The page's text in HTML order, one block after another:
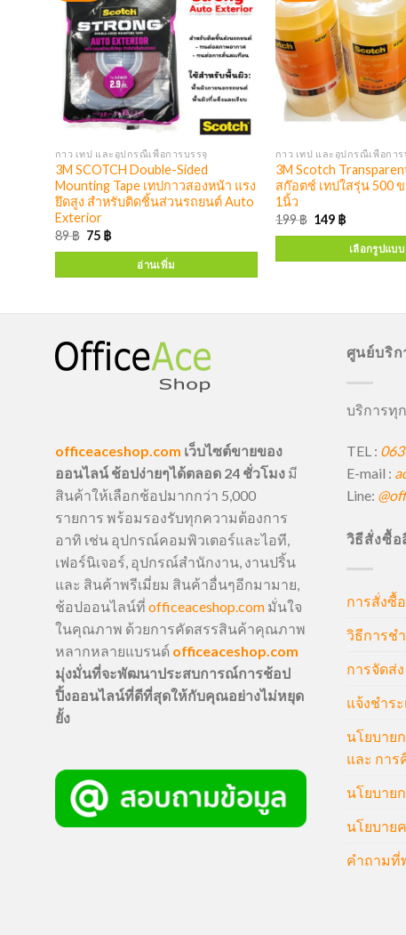
กาว เทป และอุปกรณืเพื่อการบรรจุ
3M SCOTCH Double-Sided
Mounting Tape เทปกาวสองหน้า แรง
ยึดสูง สำหรับติดชิ้นส่วนรถยนต์ Auto
Exterior
89฿ 75 ฿
อ่านเพิ่ม
กาว เทป และอุปกรณืเพื่อการ
3M Scotch
สก๊อตช์ เทปใสรุ่น 500
1นิ้ว
199฿ 149 ฿
เลือกรูปแบบ
officeaceshop.com เว็บไซต์ขายของ
ออนไลน์ ช้อปง่ายๆได้ตลอด 24 ชั่วโมง มี
สินค้าให้เลือกช้อปมากกว่า 5,000
รายการ พร้อมรองรับทุกความต้องการ
อาทิ เช่น อุปกรณ์คอมพิวเตอร์และไอที,
เฟอร์นิเจอร์, อุปกรณ์สำนักงาน, งานปริ้น
และ สินค้าพรีเมี่ยม สินค้าอื่นๆอีกมามาย,
ช้อปออนไลน์ที่ officeaceshop.com มั่นใจ
ในคุณภาพ ด้วยการคัดสรรสินค้าคุณภาพ
หลากหลายแบรนด์ officeaceshop.com
มุ่งมั่นที่จะพัฒนาประสบการณ์การช้อป
ปิ้งออนไลน์ที่ดีที่สุดให้กับคุณอย่างไม่หยุด
ยั้ง
ศูนย์บริก
บริการทุก
TEL :
E-mail :
Line:
วิธีสั่งซื้อ
การสั่งซื้
วิธีการช
การจัดส่ง
แจ้งชำระ
นโยบาย
และ การ
นโยบาย
นโยบาย
คำถามที่